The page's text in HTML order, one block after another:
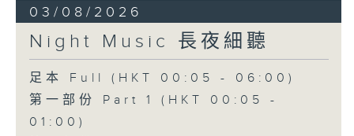
03/08/2026
Night Music 長夜細聽
足本 Full (HKT 00:05 - 06:00)
第一部份 Part 1 (HKT 00:05 -
01:00)